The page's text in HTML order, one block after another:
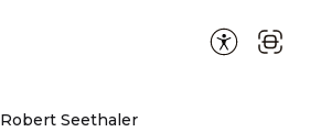
Robert Seethaler